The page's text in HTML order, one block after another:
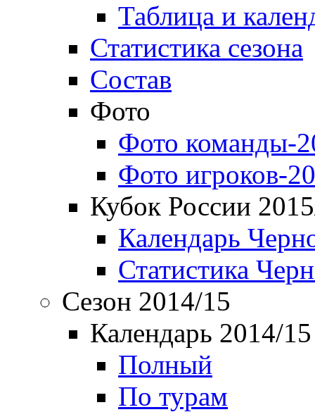
Таблица и
Статистика сезона
Состав
Фото
Фото команды-
Фото игроков-
Кубок России
Календарь
Статистика
Сезон 2014/15
Календарь 2014/15
Полный
По турам